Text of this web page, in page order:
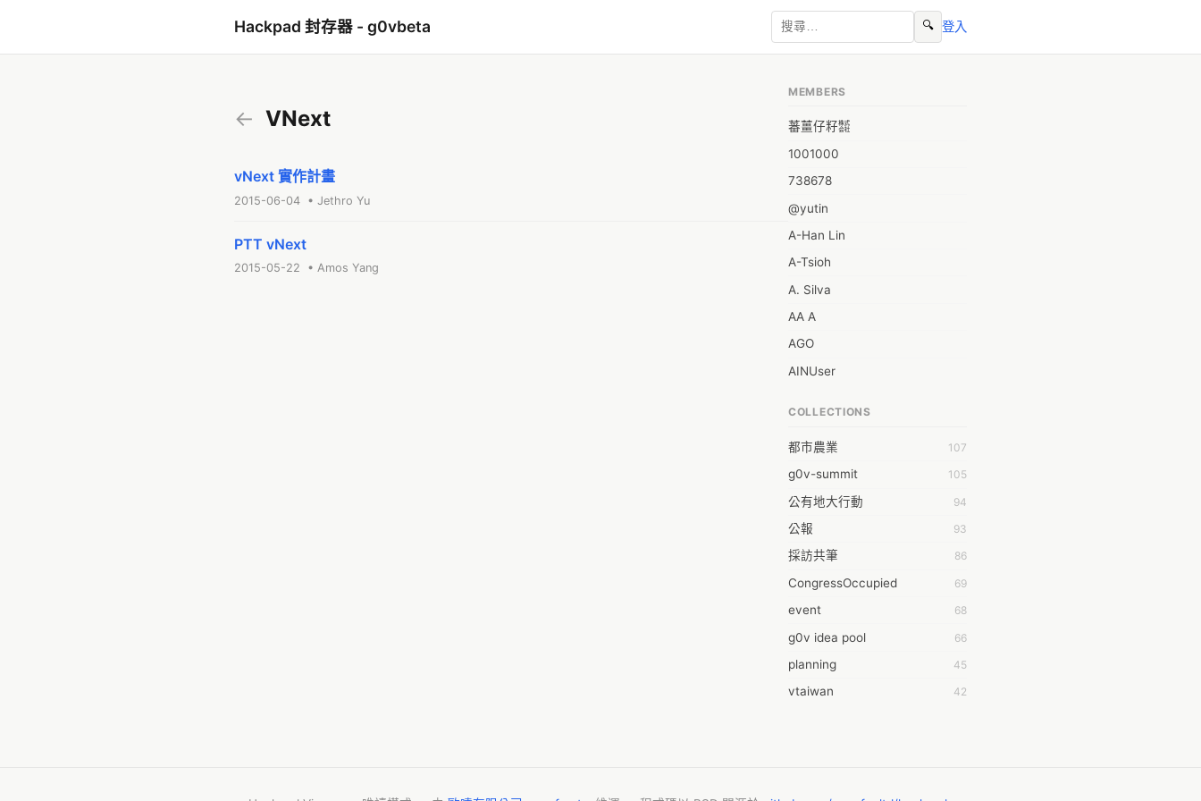
Hackpad 封存器 - g0vbeta 🔍 登入
← VNext
vNext 實作計畫
2015-06-04 • Jethro Yu
PTT vNext
2015-05-22 • Amos Yang
MEMBERS
蕃薑仔籽㍿
1001000
738678
@yutin
A-Han Lin
A-Tsioh
A. Silva
AA A
AGO
AINUser
Aaron Chen
Abby Chen
Abby Wu
Achernar Tseng
Acsa Lu
Ada Huang
Aeon Lin
Afey Hsu
Aging Huang
Ahdaa Yeh
COLLECTIONS
都市農業 107
g0v-summit 105
公有地大行動 94
公報 93
採訪共筆 86
CongressOccupied 69
event 68
g0v idea pool 66
planning 45
vtaiwan 42